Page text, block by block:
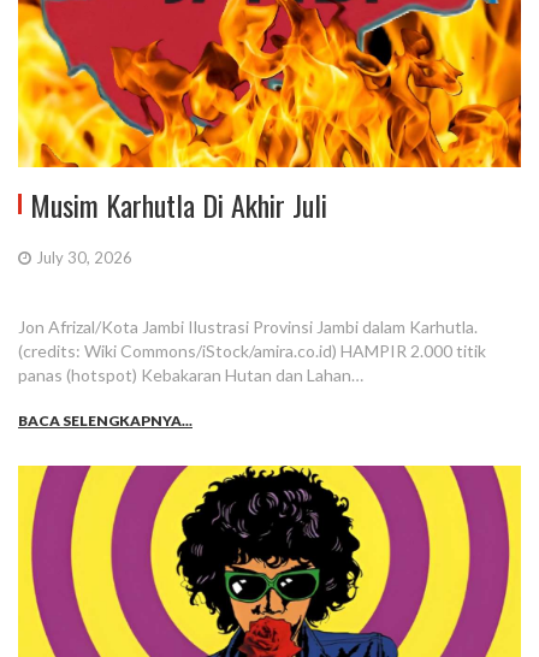
Musim Karhutla Di Akhir Juli
July 30, 2026
Jon Afrizal/Kota Jambi Ilustrasi Provinsi Jambi dalam Karhutla.
(credits: Wiki Commons/iStock/amira.co.id) HAMPIR 2.000 titik
panas (hotspot) Kebakaran Hutan dan Lahan…
BACA SELENGKAPNYA...